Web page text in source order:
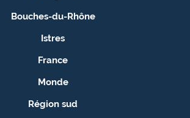
Bouches-du-Rhône
Istres
France
Monde
Région sud